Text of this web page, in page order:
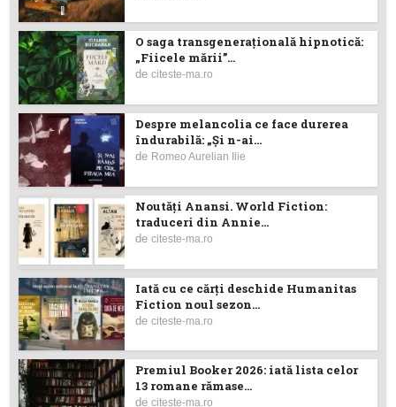
O saga transgenerațională hipnotică:
„Fiicele mării”...
deciteste-ma.ro
Despre melancolia ce face durerea
îndurabilă: „Și n-ai...
de Romeo Aurelian Ilie
Noutăţi Anansi. World Fiction:
traduceri din Annie...
deciteste-ma.ro
Iată cu ce cărţi deschide Humanitas
Fiction noul sezon...
deciteste-ma.ro
Premiul Booker 2026: iată lista celor
13 romane rămase...
deciteste-ma.ro